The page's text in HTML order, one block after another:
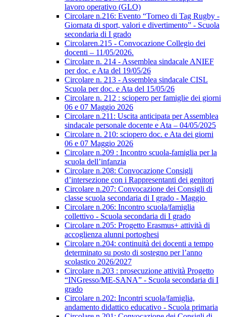
lavoro operativo (GLO)
Circolare n.216: Evento “Torneo di Tag Rugby -
Giornata di sport, valori e divertimento” - Scuola
secondaria di I grado
Circolaren.215 - Convocazione Collegio dei
docenti – 11/05/2026.
Circolare n. 214 - Assemblea sindacale ANIEF
per doc. e Ata del 19/05/26
Circolare n. 213 - Assemblea sindacale CISL
Scuola per doc. e Ata del 15/05/26
Circolare n. 212 : sciopero per famiglie dei giorni
06 e 07 Maggio 2026
Circolare n.211: Uscita anticipata per Assemblea
sindacale personale docente e Ata – 04/05/2025
Circolare n. 210: sciopero doc. e Ata dei giorni
06 e 07 Maggio 2026
Circolare n.209 : Incontro scuola-famiglia per la
scuola dell’infanzia
Circolare n.208: Convocazione Consigli
d’intersezione con i Rappresentanti dei genitori
Circolare n.207: Convocazione dei Consigli di
classe scuola secondaria di I grado - Maggio
Circolare n.206: Incontro scuola/famiglia
collettivo - Scuola secondaria di I grado
Circolare n.205: Progetto Erasmus+ attività di
accoglienza alunni portoghesi
Circolare n.204: continuità dei docenti a tempo
determinato su posto di sostegno per l’anno
scolastico 2026/2027
Circolare n.203 : prosecuzione attività Progetto
“INGresso/ME-SANA” - Scuola secondaria di I
grado
Circolare n.202: Incontri scuola/famiglia,
andamento didattico educativo - Scuola primaria